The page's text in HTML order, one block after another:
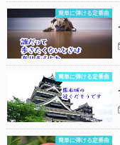
簡単に弾ける定番曲
簡単に弾ける定番曲
簡単に弾ける定番曲